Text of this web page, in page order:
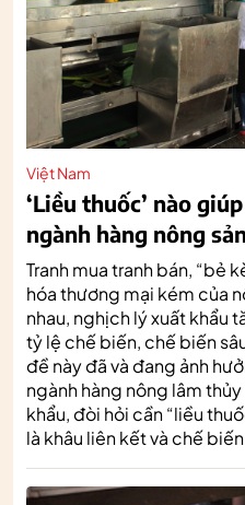
Việt Nam
‘Liều thuốc’ nào
ngành hàng nông
Tranh mua tranh bán, “bẻ
hóa thương mại kém của
nhau, nghịch lý xuất khẩu
tỷ lệ chế biến, chế biến
đề này đã và đang ảnh
ngành hàng nông lâm
khẩu, đòi hỏi cần “liều
là khâu liên kết và chế